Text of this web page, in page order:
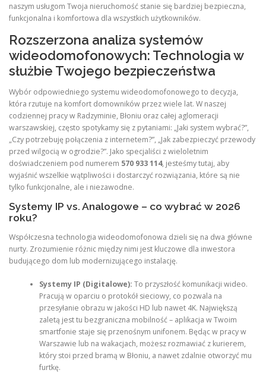
naszym usługom Twoja nieruchomość stanie się bardziej bezpieczna,
funkcjonalna i komfortowa dla wszystkich użytkowników.
Rozszerzona analiza systemów
wideodomofonowych: Technologia w
służbie Twojego bezpieczeństwa
Wybór odpowiedniego systemu wideodomofonowego to decyzja,
która rzutuje na komfort domowników przez wiele lat. W naszej
codziennej pracy w Radzyminie, Błoniu oraz całej aglomeracji
warszawskiej, często spotykamy się z pytaniami: „Jaki system wybrać?”,
„Czy potrzebuję połączenia z internetem?”, „Jak zabezpieczyć przewody
przed wilgocią w ogrodzie?”. Jako specjaliści z wieloletnim
doświadczeniem pod numerem 570 933 114, jesteśmy tutaj, aby
wyjaśnić wszelkie wątpliwości i dostarczyć rozwiązania, które są nie
tylko funkcjonalne, ale i niezawodne.
Systemy IP vs. Analogowe – co wybrać w 2026
roku?
Współczesna technologia wideodomofonowa dzieli się na dwa główne
nurty. Zrozumienie różnic między nimi jest kluczowe dla inwestora
budującego dom lub modernizującego instalację.
Systemy IP (Digitalowe): To przyszłość komunikacji wideo.
Pracują w oparciu o protokół sieciowy, co pozwala na
przesyłanie obrazu w jakości HD lub nawet 4K. Największą
zaletą jest tu bezgraniczna mobilność – aplikacja w Twoim
smartfonie staje się przenośnym unifonem. Będąc w pracy w
Warszawie lub na wakacjach, możesz rozmawiać z kurierem,
który stoi przed bramą w Błoniu, a nawet zdalnie otworzyć mu
furtkę.